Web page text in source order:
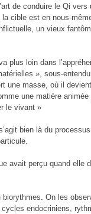
de conduire le Qi vers
cible est en nous-
un vieux
plus loin dans
», sous-
une masse, où il
une matière animée
le vivant »
bien là du
avait perçu quand elle
On les
endocriniens,